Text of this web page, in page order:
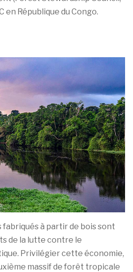
en République du Congo.
fabriqués à partir de bois sont
de la lutte contre le
Privilégier cette économie,
massif de forêt tropicale